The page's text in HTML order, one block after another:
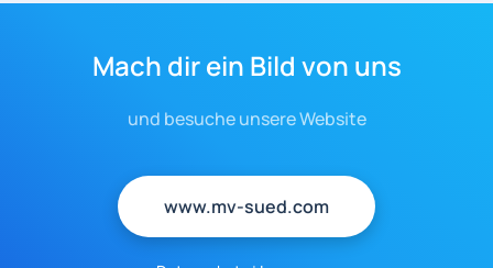
Mach dir ein Bild von uns
und besuche unsere Website
www.mv-sued.com